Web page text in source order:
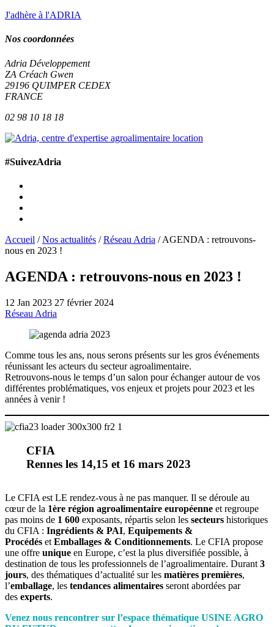
J'adhère à l'ADRIA
Nos coordonnées
Adria Développement
ZA Créach Gwen
29196 QUIMPER CEDEX
FRANCE
02 98 10 18 18
#SuivezAdria
Accueil /Nos actualités /Réseau Adria /AGENDA : retrouvons-
nous en 2023 !
AGENDA : retrouvons-nous en 2023 !
12 Jan 2023 27 février 2024
Réseau Adria
Comme tous les ans, nous serons présents sur les gros événements
réunissant les acteurs du secteur agroalimentaire.
Retrouvons-nous le temps d’un salon pour échanger autour de vos
différentes problématiques, vos enjeux et projets pour 2023 et les
années à venir !
CFIA
Rennes les 14,15 et 16 mars 2023
Le CFIA est LE rendez-vous à ne pas manquer. Il se déroule au
cœur de la 1ère région agroalimentaire européenne et regroupe
pas moins de 1 600 exposants, répartis selon les secteurs historiques
du CFIA : Ingrédients & PAI, Equipements &
Procédés et Emballages & Conditionnements. Le CFIA propose
une offre unique en Europe, c’est la plus diversifiée possible, à
destination de tous les professionnels de l’agroalimentaire. Durant 3
jours, des thématiques d’actualité sur les matières premières,
l’emballage, les tendances alimentaires seront abordées par
des experts.
Venez nous rencontrer sur l’espace thématique USINE AGRO